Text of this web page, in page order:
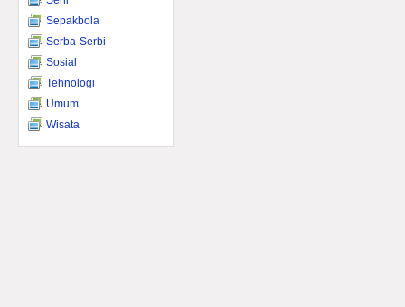
Sepakbola
Serba-Serbi
Sosial
Tehnologi
Umum
Wisata